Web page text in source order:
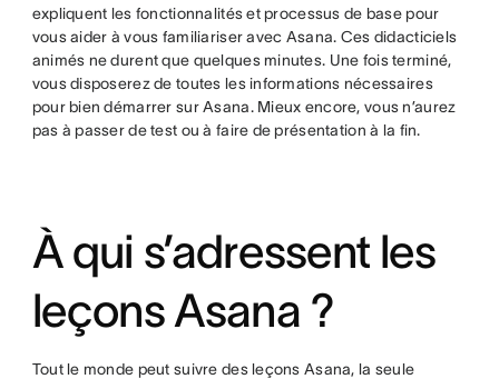
expliquent les fonctionnalités et processus de base pour
vous aider à vous familiariser avec Asana. Ces didacticiels
animés ne durent que quelques minutes. Une fois terminé,
vous disposerez de toutes les informations nécessaires
pour bien démarrer sur Asana. Mieux encore, vous n’aurez
pas à passer de test ou à faire de présentation à la fin.
À qui s’adressent les
leçons Asana ?
Tout le monde peut suivre des leçons Asana, la seule